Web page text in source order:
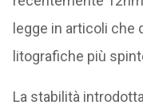
legge in articoli
litografiche più
La stabilità